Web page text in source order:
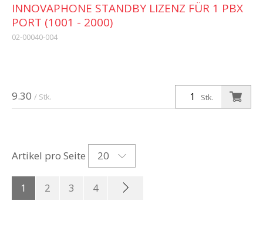
9.30 / Stk. Stk.
INNOVAPHONE STANDBY LIZENZ FÜR 1 PBX
PORT (1001 - 2000)
02-00040-004
Artikel pro Seite 20
1 2 3 4